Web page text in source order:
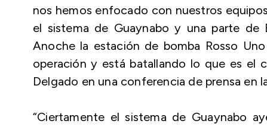
nos hemos enfocado con nuestros
el sistema de Guaynabo y una parte de
Anoche la estación de bomba Rosso
operación y está batallando lo que es el
Delgado en una conferencia de prensa en
“Ciertamente el sistema de Guaynabo